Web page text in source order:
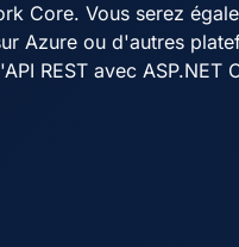
Core. Vous serez
Azure ou d'autres
REST avec